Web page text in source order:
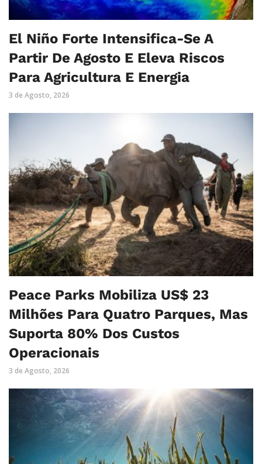
El Niño Forte Intensifica-Se A
Partir De Agosto E Eleva Riscos
Para Agricultura E Energia
3 de Agosto, 2026
Peace Parks Mobiliza US$ 23
Milhões Para Quatro Parques, Mas
Suporta 80% Dos Custos
Operacionais
3 de Agosto, 2026